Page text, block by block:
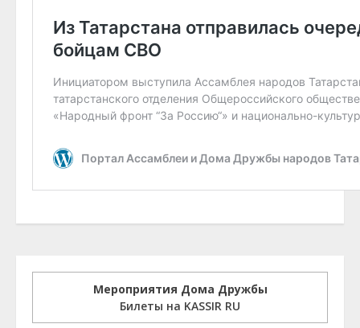
Мероприятия Дома Дружбы
Билеты на KASSIR RU